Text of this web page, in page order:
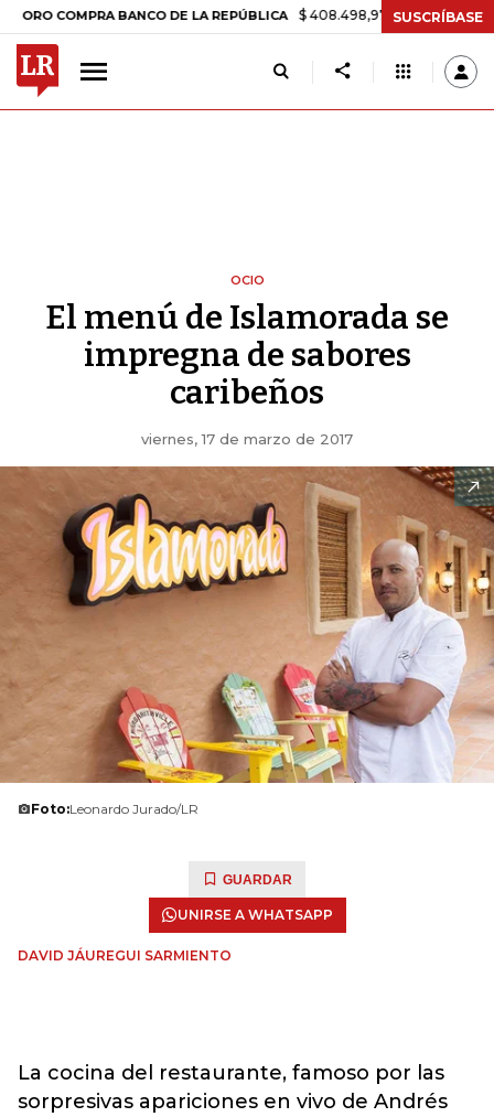
BANCO DE LA REPÚBLICA $ 408.498,97 +$ 8.753,81 +2,19%
SUSCRÍBASE
OCIO
El menú de Islamorada se
impregna de sabores
caribeños
viernes, 17 de marzo de 2017
Foto:Leonardo Jurado/LR
GUARDAR
UNIRSE A WHATSAPP
DAVID JÁUREGUI SARMIENTO
La cocina del restaurante, famoso por las
sorpresivas apariciones en vivo de Andrés